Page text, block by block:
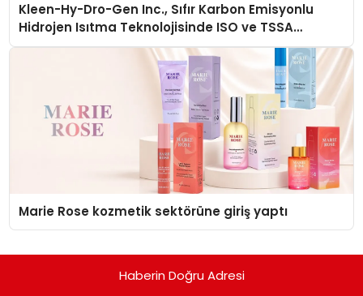
Kleen-Hy-Dro-Gen Inc., Sıfır Karbon Emisyonlu
Hidrojen Isıtma Teknolojisinde ISO ve TSSA
Düzenleyici Onaylarını Aldı
Marie Rose kozmetik sektörüne giriş yaptı
Haberin Doğru Adresi